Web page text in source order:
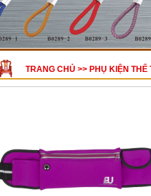
TRANG CHỦ >> PHỤ KIỆN THỂ